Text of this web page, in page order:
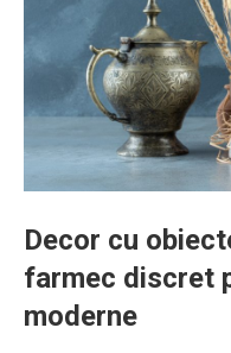
Decor cu
farmec discret
moderne